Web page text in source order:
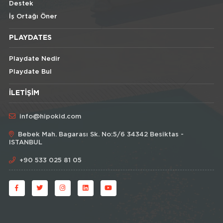
Destek
İş Ortağı Öner
PLAYDATES
Playdate Nedir
Playdate Bul
İLETIŞIM
info@hipokid.com
Bebek Mah. Bagarası Sk. No:5/6 34342 Besiktas -
ISTANBUL
+90 533 025 81 05